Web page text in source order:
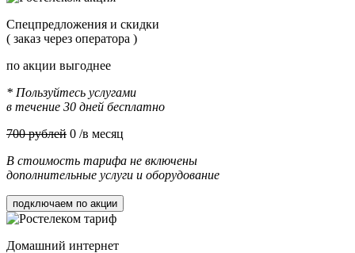
Cпецпредложения и скидки
( заказ через оператора )
по акции выгоднее
* Пользуйтесь услугами
в течение 30 дней бесплатно
700 рублей 0 /в месяц
В стоимость тарифа не включены
дополнительные услуги и оборудование
подключаем по акции
Домашний интернет